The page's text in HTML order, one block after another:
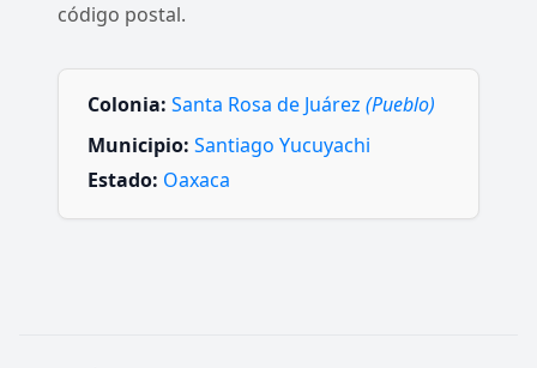
código postal.
Colonia: Santa Rosa de Juárez (Pueblo)
Municipio: Santiago Yucuyachi
Estado: Oaxaca